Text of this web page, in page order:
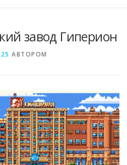
СРЕДА
СОРТА МЕТАЛЛОВ
завод Гиперион
АВТОРОМ